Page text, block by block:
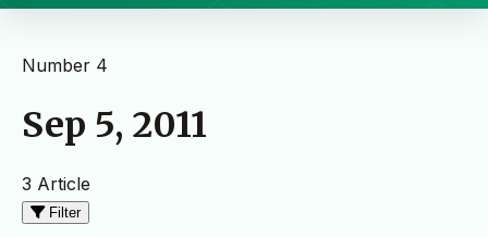
Number 4
Sep 5, 2011
3 Article
Filter